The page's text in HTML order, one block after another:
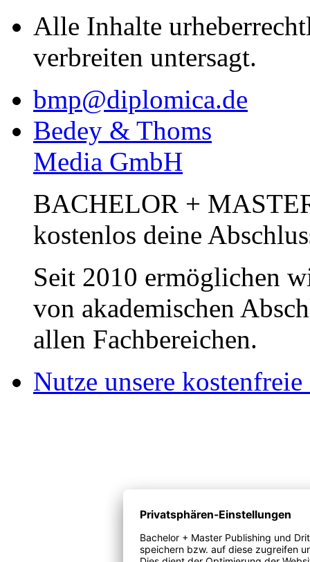
Alle Inhalte
verbreiten untersagt.
bmp@diplomica.de
Bedey & Thoms
Media GmbH
BACHELOR +
kostenlos deine
Seit 2010 ermöglichen
von akademischen
allen Fachbereichen.
Nutze unsere